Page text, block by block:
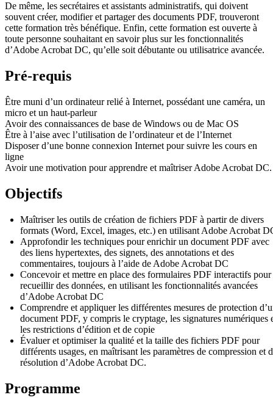
De même, les secrétaires et assistants administratifs, qui doivent
souvent créer, modifier et partager des documents PDF, trouveront
cette formation très bénéfique. Enfin, cette formation est ouverte à
toute personne souhaitant en savoir plus sur les fonctionnalités
d’Adobe Acrobat DC, qu’elle soit débutante ou utilisatrice avancée.
Pré-requis
Être muni d’un ordinateur relié à Internet, possédant une caméra, un
micro et un haut-parleur
Avoir des connaissances de base de Windows ou de Mac OS
Être à l’aise avec l’utilisation de l’ordinateur et de l’Internet
Disposer d’une bonne connexion Internet pour suivre les cours en
ligne
Avoir une motivation pour apprendre et maîtriser Adobe Acrobat DC.
Objectifs
Maîtriser les outils de création de fichiers PDF à partir de divers
formats (Word, Excel, images, etc.) en utilisant Adobe Acrobat
Approfondir les techniques pour enrichir un document PDF avec
des liens hypertextes, des signets, des annotations et des
commentaires, toujours à l’aide de Adobe Acrobat DC
Concevoir et mettre en place des formulaires PDF interactifs pour
recueillir des données, en utilisant les fonctionnalités avancées
d’Adobe Acrobat DC
Comprendre et appliquer les différentes mesures de protection
document PDF, y compris le cryptage, les signatures numériques
les restrictions d’édition et de copie
Évaluer et optimiser la qualité et la taille des fichiers PDF pour
différents usages, en maîtrisant les paramètres de compression et
résolution d’Adobe Acrobat DC.
Programme